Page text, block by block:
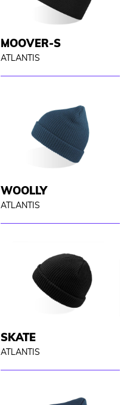
MOOVER-S
ATLANTIS
WOOLLY
ATLANTIS
SKATE
ATLANTIS